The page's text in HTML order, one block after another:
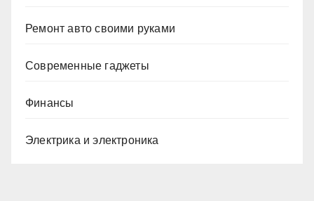
Ремонт авто своими руками
Современные гаджеты
Финансы
Электрика и электроника